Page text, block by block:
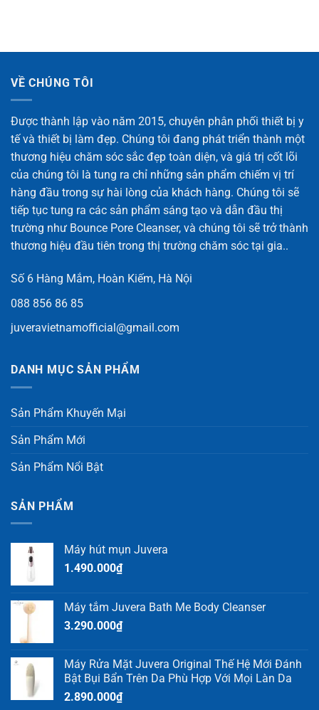
VỀ CHÚNG TÔI
Được thành lập vào năm 2015, chuyên phân phối thiết bị y
tế và thiết bị làm đẹp. Chúng tôi đang phát triển thành một
thương hiệu chăm sóc sắc đẹp toàn diện, và giá trị cốt lõi
của chúng tôi là tung ra chỉ những sản phẩm chiếm vị trí
hàng đầu trong sự hài lòng của khách hàng. Chúng tôi sẽ
tiếp tục tung ra các sản phẩm sáng tạo và dẫn đầu thị
trường như Bounce Pore Cleanser, và chúng tôi sẽ trở thành
thương hiệu đầu tiên trong thị trường chăm sóc tại gia..
Số 6 Hàng Mắm, Hoàn Kiếm, Hà Nội
088 856 86 85
juveravietnamofficial@gmail.com
DANH MỤC SẢN PHẨM
Sản Phẩm Khuyến Mại
Sản Phẩm Mới
Sản Phẩm Nổi Bật
SẢN PHẨM
Máy hút mụn Juvera
1.490.000₫
Máy tắm Juvera Bath Me Body Cleanser
3.290.000₫
Máy Rửa Mặt Juvera Original Thế Hệ Mới Đánh
Bật Bụi Bẩn Trên Da Phù Hợp Với Mọi Làn Da
2.890.000₫